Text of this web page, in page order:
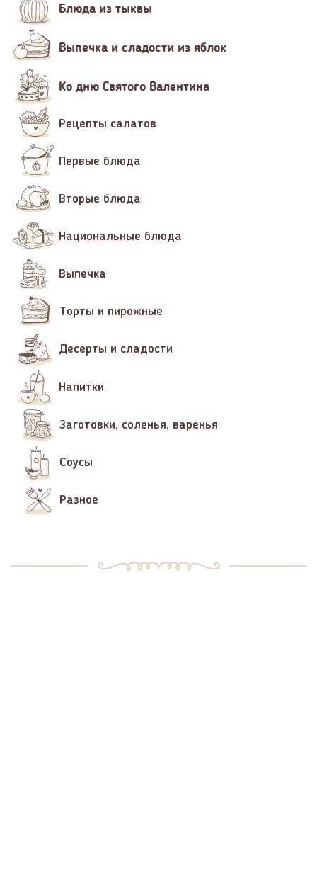
Блюда из тыквы
Выпечка и сладости из яблок
Ко дню Святого Валентина
Рецепты салатов
Первые блюда
Вторые блюда
Национальные блюда
Выпечка
Торты и пирожные
Десерты и сладости
Напитки
Заготовки, соленья, варенья
Соусы
Разное